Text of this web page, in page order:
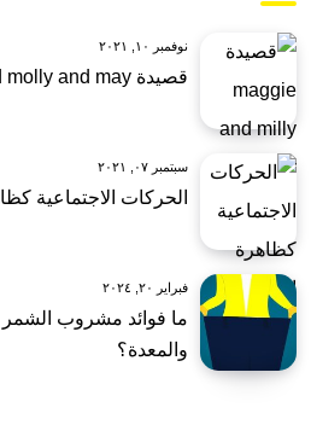
نوفمبر ١٠, ٢٠٢١
قصيدة maggie and milly and molly and may
سبتمبر ٠٧, ٢٠٢١
الحركات الاجتماعية
فبراير ٢٠, ٢٠٢٤
ما فوائد مشروب الشمر
والمعدة؟